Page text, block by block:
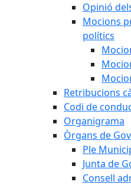
Opinió
Mocions
polítics
Retribucions
Codi de
Organigrama
Òrgans de
Ple
Junta de
Consell